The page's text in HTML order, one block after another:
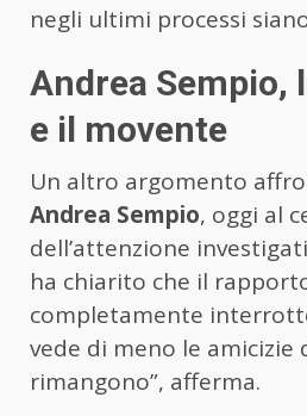
negli ultimi processi
Andrea Sempio,
e il movente
Un altro argomento
Andrea Sempio, oggi al
dell’attenzione
ha chiarito che il
completamente
vede di meno le amicizie
rimangono”, afferma.